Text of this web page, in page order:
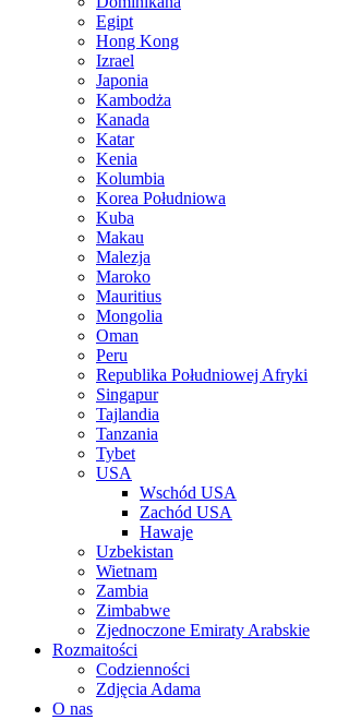
Egipt
Hong Kong
Izrael
Japonia
Kambodża
Kanada
Katar
Kenia
Kolumbia
Korea Południowa
Kuba
Makau
Malezja
Maroko
Mauritius
Mongolia
Oman
Peru
Republika Południowej Afryki
Singapur
Tajlandia
Tanzania
Tybet
USA
Wschód USA
Zachód USA
Hawaje
Uzbekistan
Wietnam
Zambia
Zimbabwe
Zjednoczone Emiraty Arabskie
Rozmaitości
Codzienności
Zdjęcia Adama
O nas